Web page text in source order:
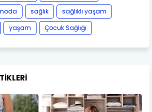
sağlık
sağlıklı yaşam
yaşam Çocuk Sağlığı